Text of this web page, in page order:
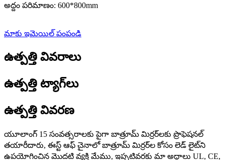
అద్దం పరిమాణం: 600*800mm
మాకు ఇమెయిల్ పంపండి
ఉత్పత్తి వివరాలు
ఉత్పత్తి ట్యాగ్‌లు
ఉత్పత్తి వివరణ
యూలాంగ్ 15 సంవత్సరాలకు పైగా బాత్రూమ్ మిర్రర్‌లకు ప్రొఫెషనల్
తయారీదారు, ఈస్ట్ ఆఫ్ చైనాలో బాత్రూమ్ మిర్రర్‌ల కోసం లెడ్ లైట్‌ని
ఉపయోగించిన మొదటి వ్యక్తి మేము, ఇప్పటివరకు మా అద్దాలు UL, CE,